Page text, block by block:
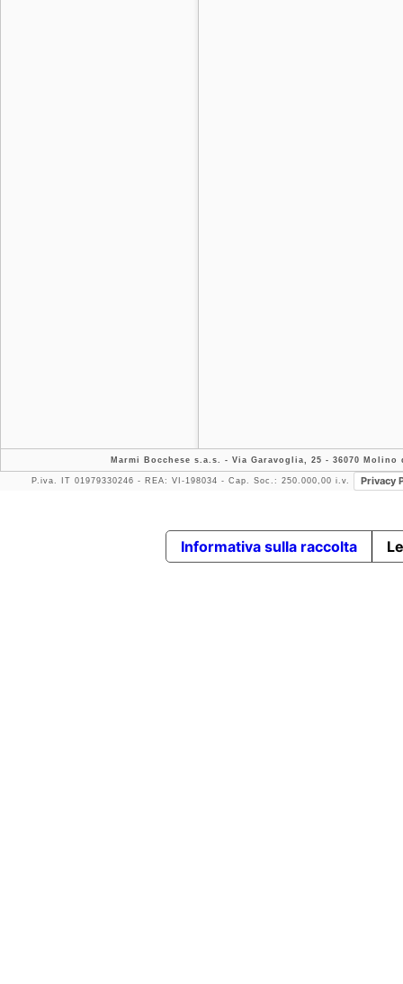
Marmi Bocchese s.a.s. - Via Garavoglia, 25 - 36070 Molino
P.iva. IT 01979330246 - REA: VI-198034 - Cap. Soc.: 250.000,00 i.v. Privacy
Informativa sulla raccolta